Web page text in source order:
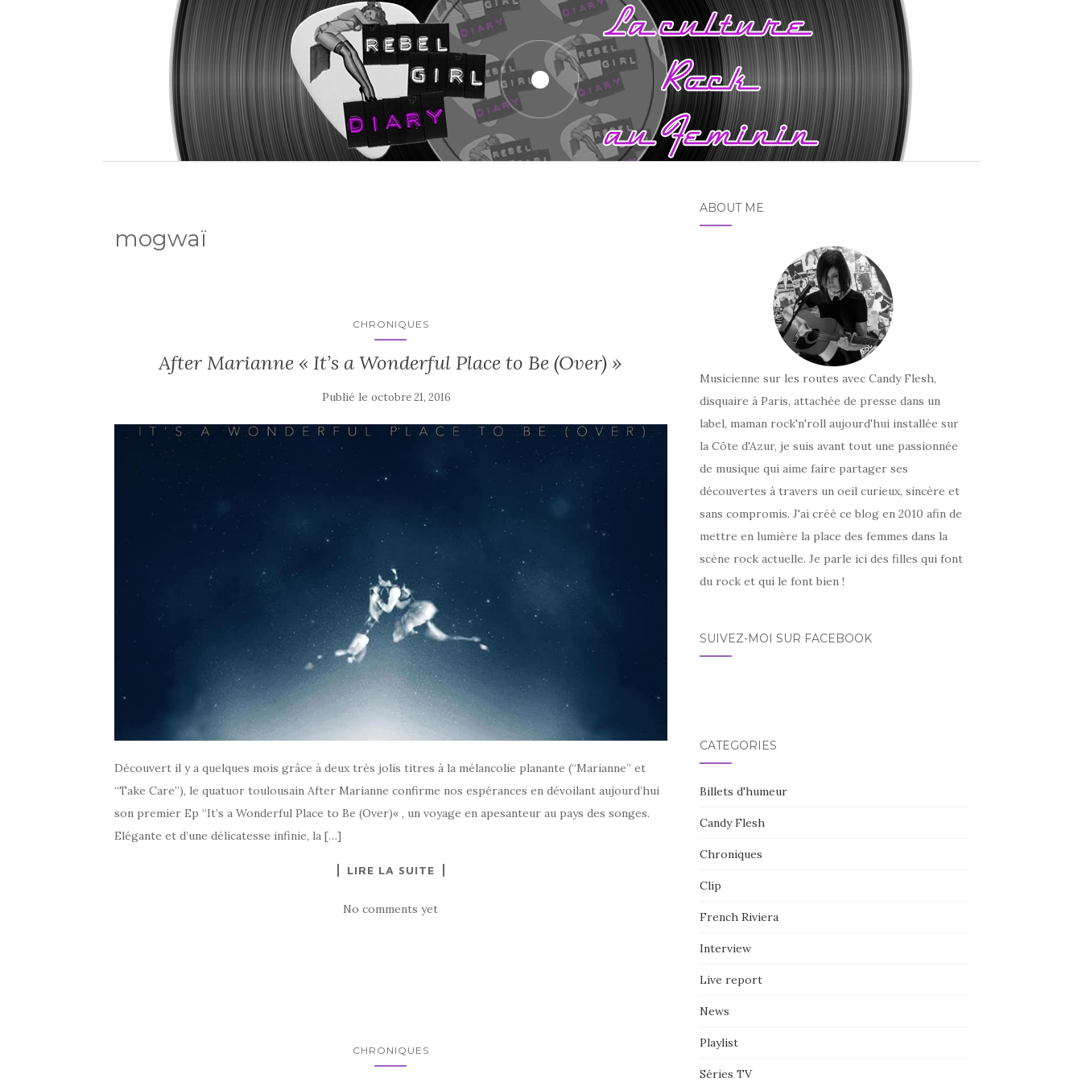
mogwaï
CHRONIQUES
After Marianne « It’s a Wonderful Place to Be (Over) »
Publié leoctobre 21, 2016
Découvert il y a quelques mois grâce à deux très jolis titres à la mélancolie planante (“Marianne” et
“Take Care”), le quatuor toulousain After Marianne confirme nos espérances en dévoilant aujourd’hui
son premier Ep “It’s a Wonderful Place to Be (Over)« , un voyage en apesanteur au pays des songes.
Elégante et d’une délicatesse infinie, la […]
LIRE LA SUITE
No comments yet
CHRONIQUES
ABOUT ME
Musicienne sur les routes avec Candy Flesh,
disquaire à Paris, attachée de presse dans un
label, maman rock'n'roll aujourd'hui installée sur
la Côte d'Azur, je suis avant tout une passionnée
de musique qui aime faire partager ses
découvertes à travers un oeil curieux, sincère et
sans compromis. J'ai créé ce blog en 2010 afin de
mettre en lumière la place des femmes dans la
scène rock actuelle. Je parle ici des filles qui font
du rock et qui le font bien !
SUIVEZ-MOI SUR FACEBOOK
CATÉGORIES
Billets d'humeur
Candy Flesh
Chroniques
Clip
French Riviera
Interview
Live report
News
Playlist
Séries TV